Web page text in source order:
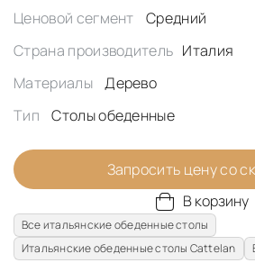
Ценовой сегмент
Средний
Страна производитель Италия
Материалы
Дерево
Тип
Столы обеденные
Запросить цену со
В корзину
Все итальянские обеденные столы
Итальянские обеденные столы Cattelan